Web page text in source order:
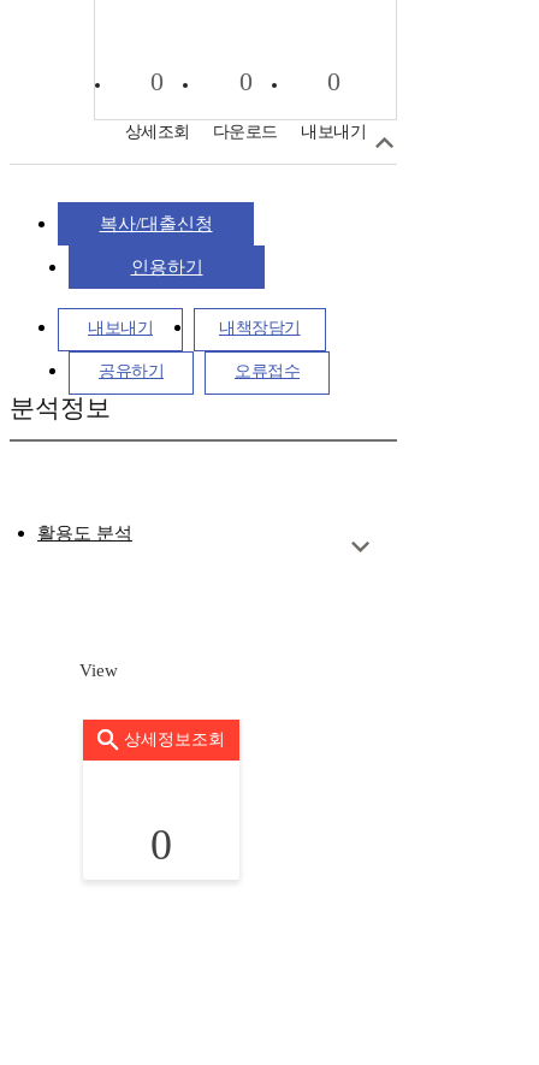
0
상세조회
0
다운로드
0
내보내기
복사/대출신청
인용하기
내보내기 내책장담기
공유하기 오류접수
분석정보
활용도 분석
View
상세정보조회
0